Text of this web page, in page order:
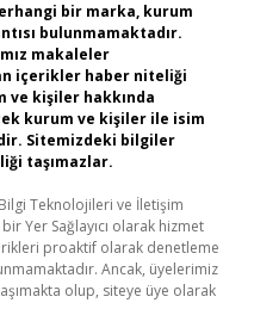
bir marka, kurum
bulunmamaktadır.
makaleler
içerikler haber niteliği
ve kişiler hakkında
kurum ve kişiler ile isim
Sitemizdeki bilgiler
taşımazlar.
Teknolojileri ve İletişim
Yer Sağlayıcı olarak hizmet
proaktif olarak denetleme
Ancak, üyelerimiz
olup, siteye üye olarak